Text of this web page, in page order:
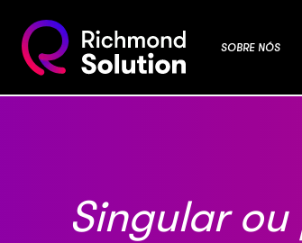
SOBRE NÓS
Singular ou